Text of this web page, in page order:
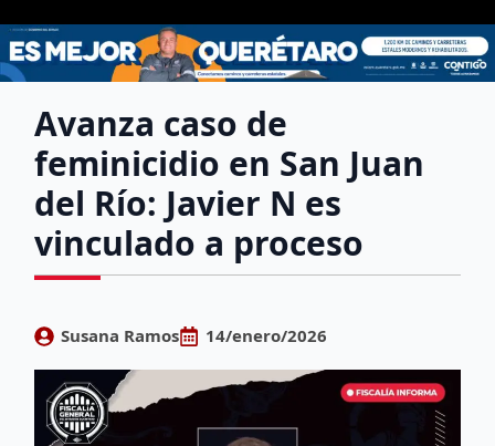
Avanza caso de
feminicidio en San Juan
del Río: Javier N es
vinculado a proceso
Susana Ramos 14/enero/2026